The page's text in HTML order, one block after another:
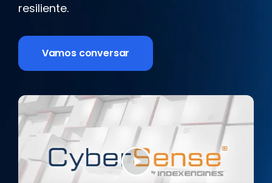
resiliente.
Vamos conversar